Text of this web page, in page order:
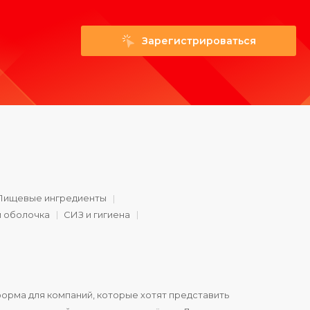
Зарегистрироваться
ингредиенты
оболочка
СИЗ и гигиена
для компаний, которые хотят представить